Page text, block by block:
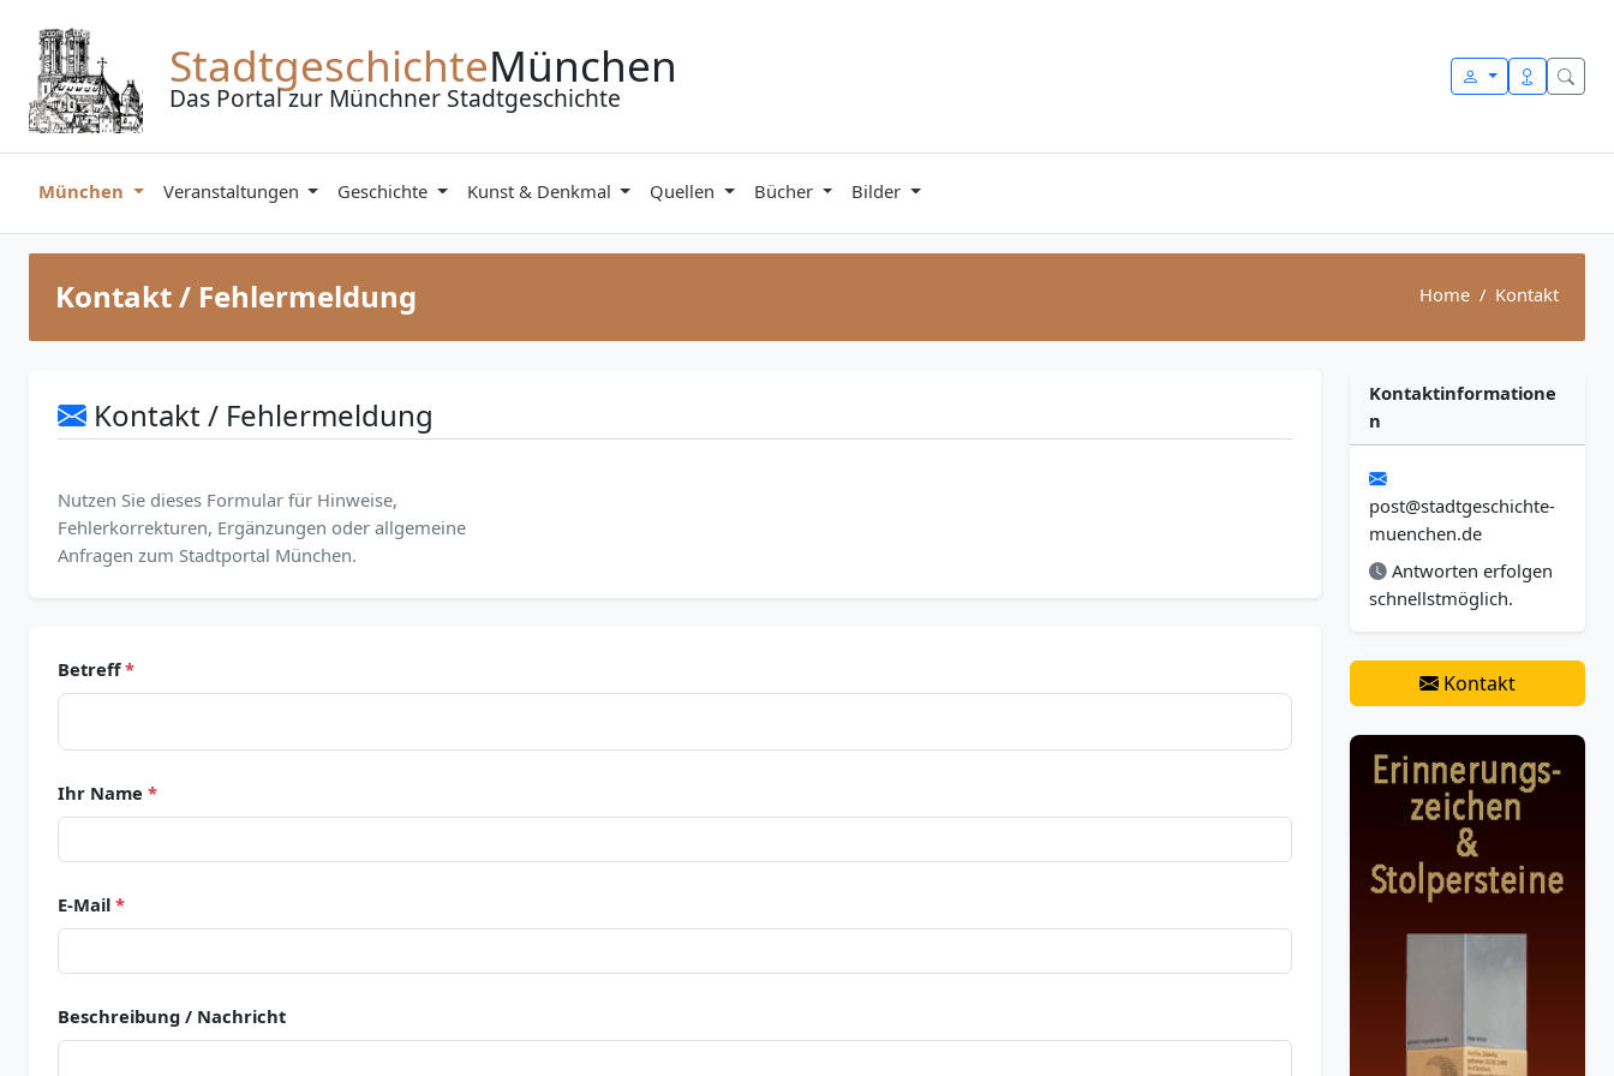
StadtgeschichteMünchen
Das Portal zur Münchner Stadtgeschichte
München Veranstaltungen Geschichte Kunst & Denkmal Quellen Bücher Bilder
Kontakt / Fehlermeldung Home Kontakt
Kontakt / Fehlermeldung
Nutzen Sie dieses Formular für Hinweise,
Fehlerkorrekturen, Ergänzungen oder allgemeine
Anfragen zum Stadtportal München.
Betreff*
Ihr Name *
E-Mail *
Beschreibung / Nachricht
Kontaktinformatione
n
post@stadtgeschichte-
muenchen.de
Antworten erfolgen
schnellstmöglich.
Kontakt